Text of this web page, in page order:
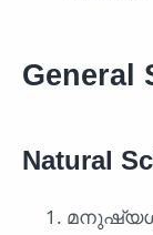
General
Natural